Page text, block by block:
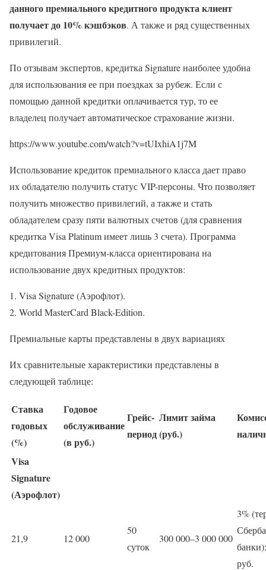
данного премиального кредитного продукта клиент
получает до 10% кэшбэков. А также и ряд существенных
привилегий.
По отзывам экспертов, кредитка Signature наиболее удобна
для использования ее при поездках за рубеж. Если с
помощью данной кредитки оплачивается тур, то ее
владелец получает автоматическое страхование жизни.
https://www.youtube.com/watch?v=tUIxhiA1j7M
Использование кредиток премиального класса дает право
их обладателю получить статус VIP-персоны. Что позволяет
получить множество привилегий, а также и стать
обладателем сразу пяти валютных счетов (для сравнения
кредитка Visa Platinum имеет лишь 3 счета). Программа
кредитования Премиум-класса ориентирована на
использование двух кредитных продуктов:
Visa Signature (Аэрофлот).
World MasterCard Black-Edition.
Премиальные карты представлены в двух вариациях
Их сравнительные характеристики представлены в
следующей таблице:
Ставка
годовых
(%)
Годовое
обслуживание
(в руб.)
Грейс-
период
Лимит займа
(руб.)
Visa
Signature
(Аэрофлот)
21,9 12 000
50
суток
300 000–3 000 000
3%
руб.